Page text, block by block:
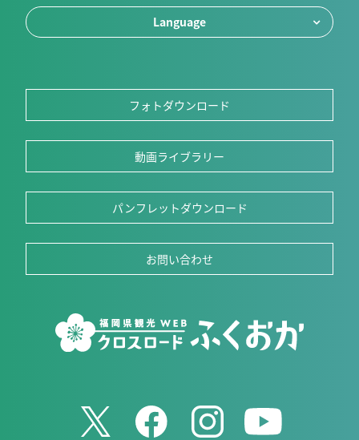
Language
フォトダウンロード
動画ライブラリー
パンフレットダウンロード
お問い合わせ